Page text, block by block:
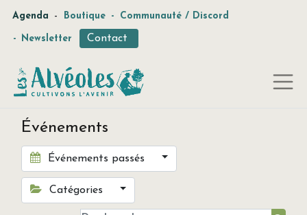
Agenda - Boutique - Communauté / Discord
- Newsletter Contact
Événements
Événements passés
Catégories